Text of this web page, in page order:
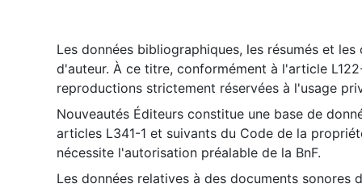
Les données bibliographiques, les résumés et
d'auteur. À ce titre, conformément à l'article
reproductions strictement réservées à l'usage
Nouveautés Éditeurs constitue une base de
articles L341-1 et suivants du Code de la
nécessite l'autorisation préalable de la BnF.
Les données relatives à des documents sonores